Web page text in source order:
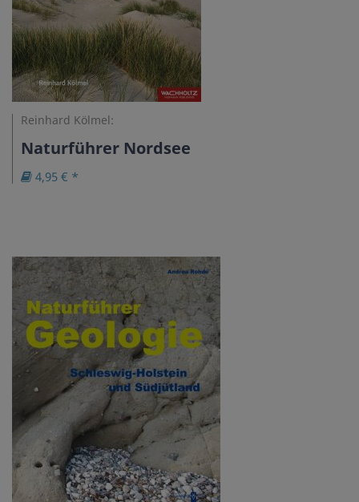
Reinhard Kölmel:
Naturführer Nordsee
4,95 € *